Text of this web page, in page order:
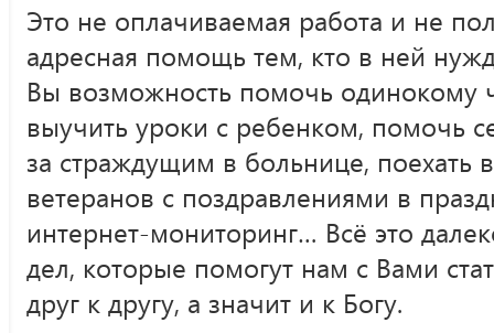
Это не оплачиваемая работа и не
адресная помощь тем, кто в ней
Вы возможность помочь одинокому
выучить уроки с ребенком, помочь
за страждущим в больнице, поехать
ветеранов с поздравлениями в
интернет-мониторинг… Всё это
дел, которые помогут нам с Вами
друг к другу, а значит и к Богу.